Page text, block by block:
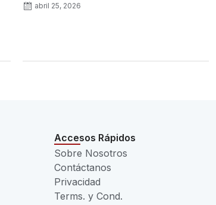
abril 25, 2026
Accesos Rápidos
Sobre Nosotros
Contáctanos
Privacidad
Terms. y Cond.